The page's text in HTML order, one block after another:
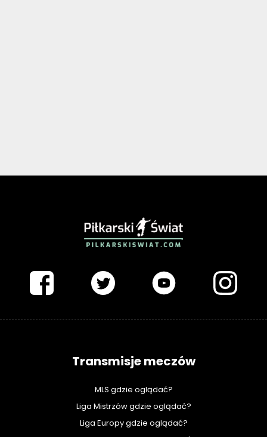
Transmisje meczów
MLS gdzie oglądać?
Liga Mistrzów gdzie oglądać?
Liga Europy gdzie oglądać?